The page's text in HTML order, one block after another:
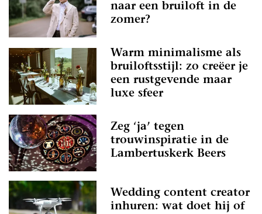
naar een bruiloft in de
zomer?
Warm minimalisme als
bruiloftsstijl: zo creëer je
een rustgevende maar
luxe sfeer
Zeg ‘ja’ tegen
trouwinspiratie in de
Lambertuskerk Beers
Wedding content creator
inhuren: wat doet hij of